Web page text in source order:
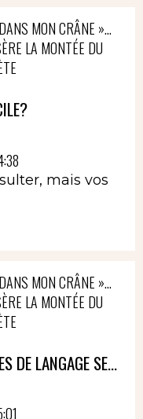
MON CRÂNE »…
LA MONTÉE DU
mais vos
MON CRÂNE »…
LA MONTÉE DU
DE LANGAGE SE...